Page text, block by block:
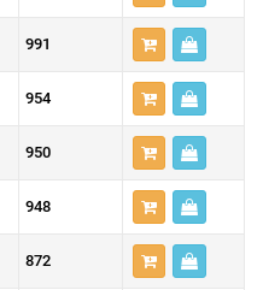
991
954
950
948
872